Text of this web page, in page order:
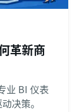
革新商
业 BI 仪表
决策。